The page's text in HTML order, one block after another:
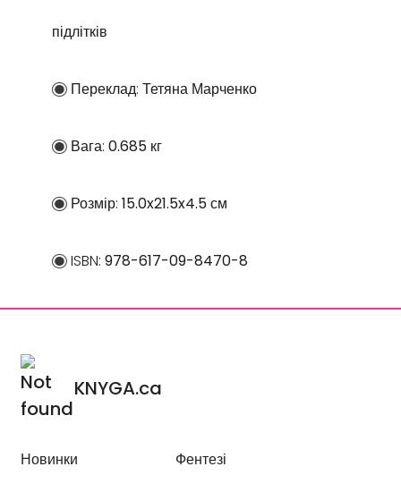
підлітків
Переклад:Тетяна Марченко
Вага:0.685 кг
Розмір:15.0x21.5x4.5 см
ISBN:978-617-09-8470-8
KNYGA.ca
Новинки
Фентезі